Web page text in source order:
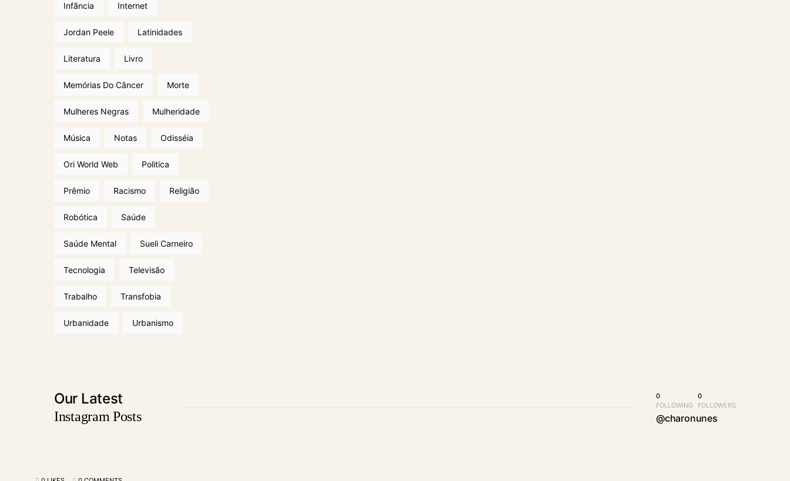
Infãncia Internet
Jordan Peele Latinidades
Literatura Livro
Memórias Do Câncer Morte
Mulheres Negras Mulheridade
Música Notas Odisséia
Ori World Web Politica
Prêmio Racismo Religião
Robótica Saúde
Saúde Mental Sueli Carneiro
Tecnologia Televisão
Trabalho Transfobia
Urbanidade Urbanismo
Our Latest
Instagram Posts
0
FOLLOWING
0
FOLLOWERS
@charonunes